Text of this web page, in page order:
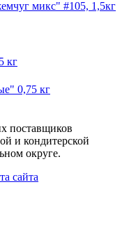
микс" #105, 1,5кг
кг
0,75 кг
и кондитерской
округе.
сайта